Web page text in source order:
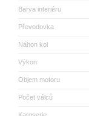
Barva interiéru
Převodovka
Náhon kol
Výkon
Objem motoru
Počet válců